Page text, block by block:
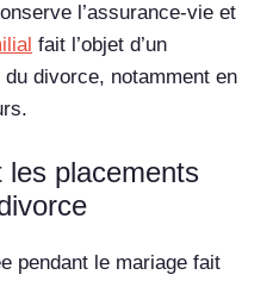
l’assurance-vie et
fait l’objet d’un
divorce, notamment en
les placements
pendant le mariage fait